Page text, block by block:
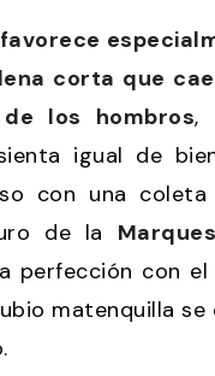
corta que
los hombros,
igual de
con una
de la
perfección con
matenquilla se